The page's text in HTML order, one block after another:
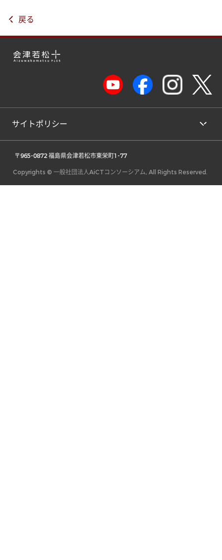
戻る
サイトポリシー
〒965-0872 福島県会津若松市東栄町1-77
Copyrights © 一般社団法人AiCTコンソーシアム, All Rights Reserved.